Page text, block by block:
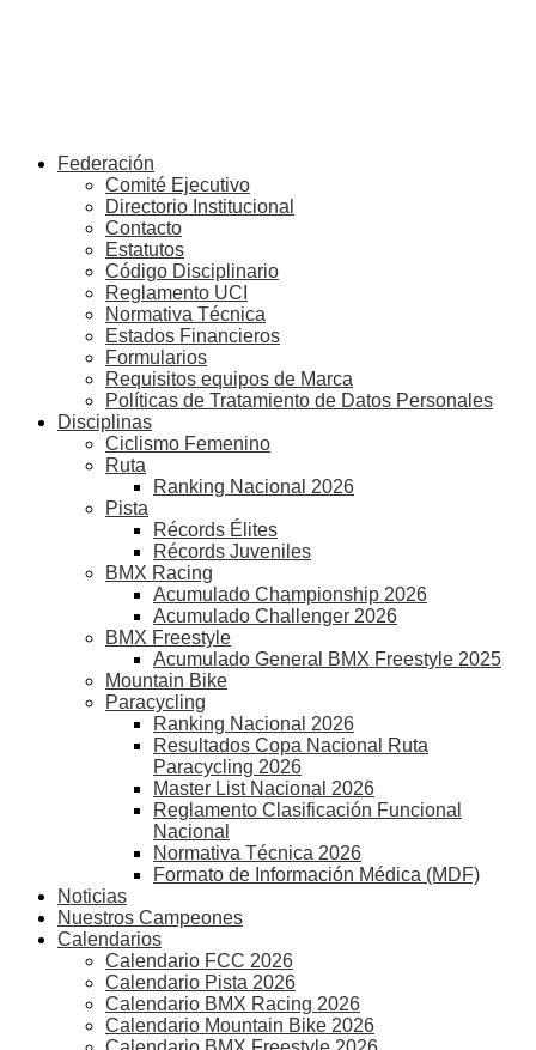
Federación
Comité Ejecutivo
Directorio Institucional
Contacto
Estatutos
Código Disciplinario
Reglamento UCI
Normativa Técnica
Estados Financieros
Formularios
Requisitos equipos de Marca
Políticas de Tratamiento de Datos Personales
Disciplinas
Ciclismo Femenino
Ruta
Ranking Nacional 2026
Pista
Récords Élites
Récords Juveniles
BMX Racing
Acumulado Championship 2026
Acumulado Challenger 2026
BMX Freestyle
Acumulado General BMX Freestyle 2025
Mountain Bike
Paracycling
Ranking Nacional 2026
Resultados Copa Nacional Ruta
Paracycling 2026
Master List Nacional 2026
Reglamento Clasificación Funcional
Nacional
Normativa Técnica 2026
Formato de Información Médica (MDF)
Noticias
Nuestros Campeones
Calendarios
Calendario FCC 2026
Calendario Pista 2026
Calendario BMX Racing 2026
Calendario Mountain Bike 2026